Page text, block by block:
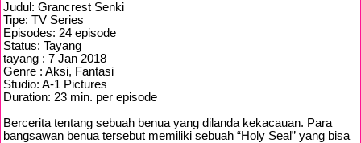
Judul: Grancrest Senki
Tipe: TV Series
Episodes: 24 episode
Status: Tayang
tayang : 7 Jan 2018
Genre : Aksi, Fantasi
Studio: A-1 Pictures
Duration: 23 min. per episode
Bercerita tentang sebuah benua yang dilanda kekacauan. Para
bangsawan benua tersebut memiliki sebuah “Holy Seal” yang bisa